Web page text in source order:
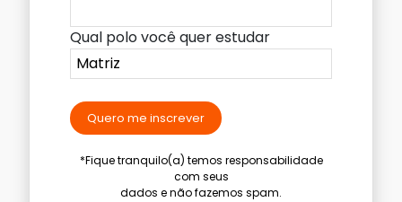
Qual polo você quer estudar
Quero me inscrever
*Fique tranquilo(a) temos responsabilidade
com seus
dados e não fazemos spam.